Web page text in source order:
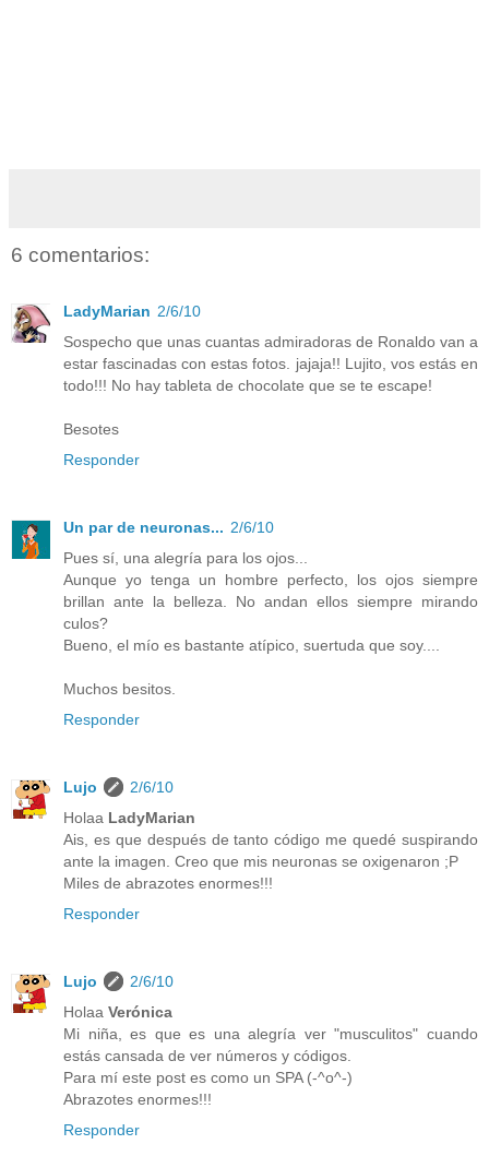
6 comentarios:
LadyMarian 2/6/10
Sospecho que unas cuantas admiradoras de Ronaldo van a
estar fascinadas con estas fotos. jajaja!! Lujito, vos estás en
todo!!! No hay tableta de chocolate que se te escape!
Besotes
Responder
Un par de neuronas... 2/6/10
Pues sí, una alegría para los ojos...
Aunque yo tenga un hombre perfecto, los ojos siempre
brillan ante la belleza. No andan ellos siempre mirando
culos?
Bueno, el mío es bastante atípico, suertuda que soy....
Muchos besitos.
Responder
Lujo
2/6/10
Holaa LadyMarian
Ais, es que después de tanto código me quedé suspirando
ante la imagen. Creo que mis neuronas se oxigenaron ;P
Miles de abrazotes enormes!!!
Responder
Lujo
2/6/10
Holaa Verónica
Mi niña, es que es una alegría ver "musculitos" cuando
estás cansada de ver números y códigos.
Para mí este post es como un SPA (-^o^-)
Abrazotes enormes!!!
Responder